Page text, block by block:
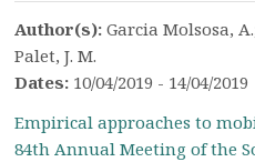
Author(s):Garcia Molsosa,
Palet, J. M.
Dates: 10/04/2019 - 14/04/2019
Empirical approaches to
84th Annual Meeting of the